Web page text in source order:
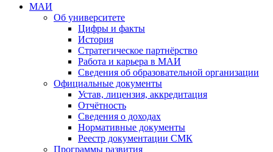
МАИ
Об университете
Цифры и факты
История
Стратегическое партнёрство
Работа и карьера в МАИ
Сведения об образовательной организации
Официальные документы
Устав, лицензия, аккредитация
Отчётность
Сведения о доходах
Нормативные документы
Реестр документации СМК
Программы развития